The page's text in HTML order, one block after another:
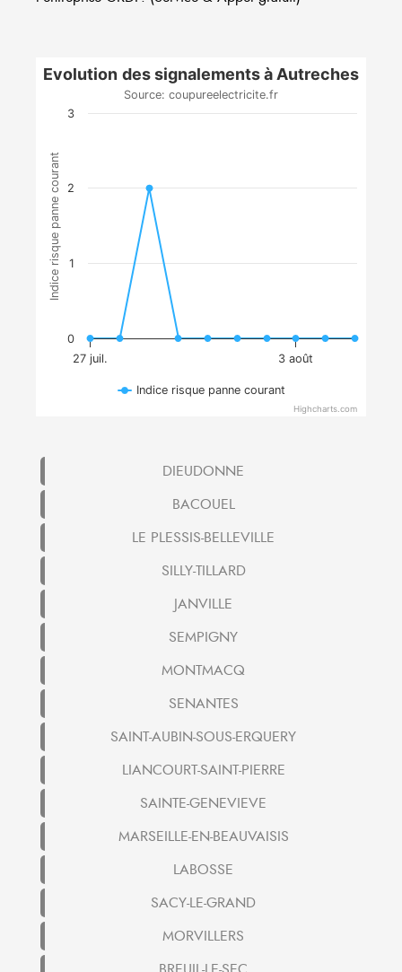
Indice risque panne courant
Evolution des signalements à Autreches
Source: coupureelectricite.fr
27 juil. 3 août
0
1
2
3
Indice risque panne courant
Highcharts.com
DIEUDONNE
BACOUEL
LE PLESSIS-BELLEVILLE
SILLY-TILLARD
JANVILLE
SEMPIGNY
MONTMACQ
SENANTES
SAINT-AUBIN-SOUS-ERQUERY
LIANCOURT-SAINT-PIERRE
SAINTE-GENEVIEVE
MARSEILLE-EN-BEAUVAISIS
LABOSSE
SACY-LE-GRAND
MORVILLERS